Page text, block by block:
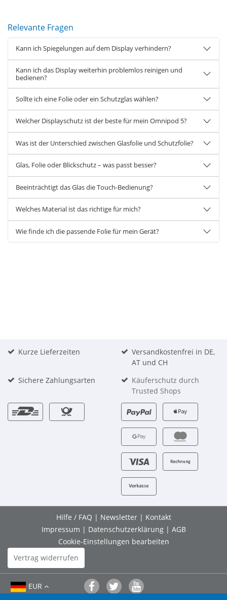
Relevante Fragen
Kann ich Spiegelungen auf dem Display verhindern?
Kann ich das Display weiterhin problemlos reinigen und
bedienen?
Sollte ich eine Folie oder ein Schutzglas wählen?
Welcher Displayschutz ist der beste für mein Omnipod 5?
Was ist der Unterschied zwischen Glasfolie und Schutzfolie?
Glas, Folie oder Blickschutz – was passt besser?
Beeinträchtigt das Glas die Touch-Bedienung?
Welches Material ist das richtige für mich?
Wie finde ich die passende Folie für mein Gerät?
Kurze Lieferzeiten
Versandkostenfrei in DE,
AT und CH
Sichere Zahlungsarten
Käuferschutz durch
Trusted Shops
Hilfe / FAQ | Newsletter | Kontakt
Impressum | Datenschutzerklärung | AGB
Cookie-Einstellungen bearbeiten
Vertrag widerrufen
EUR